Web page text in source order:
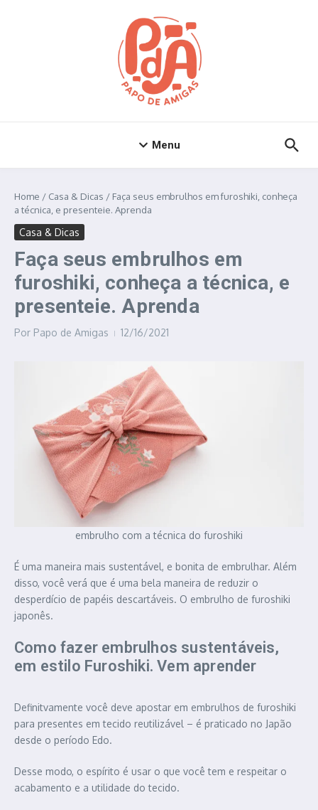
Menu
Home / Casa & Dicas / Faça seus embrulhos em furoshiki, conheça
a técnica, e presenteie. Aprenda
Casa & Dicas
Faça seus embrulhos em
furoshiki, conheça a técnica, e
presenteie. Aprenda
Por Papo de Amigas 12/16/2021
embrulho com a técnica do furoshiki
É uma maneira mais sustentável, e bonita de embrulhar. Além
disso, você verá que é uma bela maneira de reduzir o
desperdício de papéis descartáveis. O embrulho de furoshiki
japonês.
Como fazer embrulhos sustentáveis,
em estilo Furoshiki. Vem aprender
Definitvamente você deve apostar em embrulhos de furoshiki
para presentes em tecido reutilizável – é praticado no Japão
desde o período Edo.
Desse modo, o espírito é usar o que você tem e respeitar o
acabamento e a utilidade do tecido.